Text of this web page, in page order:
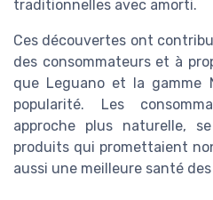
traditionnelles avec amorti.
Ces découvertes ont
des consommateurs et à
que Leguano et la gamme
popularité. Les
approche plus naturelle,
produits qui promettaient
aussi une meilleure santé